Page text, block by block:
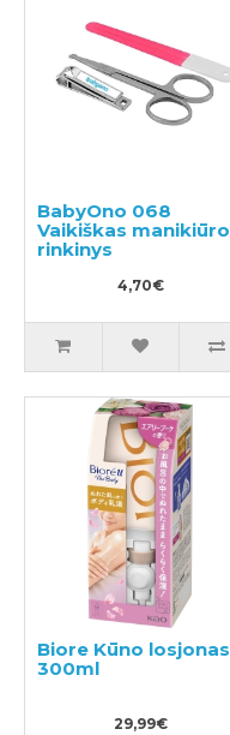
BabyOno 068
Vaikiškas manikiūro
rinkinys
4,70€
Biore Kūno losjonas
300ml
29,99€